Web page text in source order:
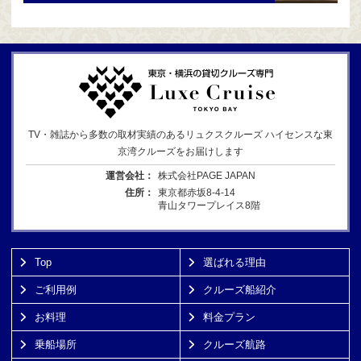
TV・雑誌から多数の取材実績のあるリュクスクルーズ ハイセンスな東
京湾クルーズをお届けします
運営会社：
株式会社PAGE JAPAN
住所：
東京都赤坂8-4-14
青山タワープレイス8階
Top 選ばれる理由
ご利用例 クルーズ船紹介
お料理 料金プラン
乗船場所 クルーズ航路